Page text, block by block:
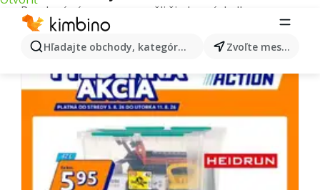
Hľadajte obchody, kategórie, produkty... Zvoľte mesto
Pre daný výraz sme nenašli žiadne výsledky.
Ďalšie letáky z kategórie